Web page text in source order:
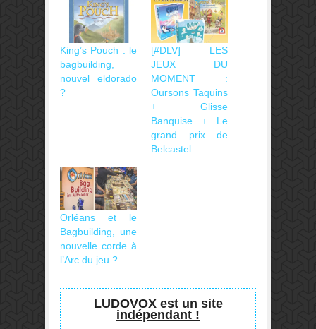
King’s Pouch : le
bagbuilding,
nouvel eldorado
?
[#DLV] LES
JEUX DU
MOMENT :
Oursons Taquins
+ Glisse
Banquise + Le
grand prix de
Belcastel
Orléans et le
Bagbuilding, une
nouvelle corde à
l’Arc du jeu ?
LUDOVOX est un site
indépendant !